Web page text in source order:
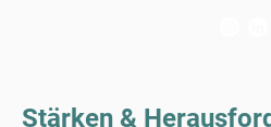
Stärken &